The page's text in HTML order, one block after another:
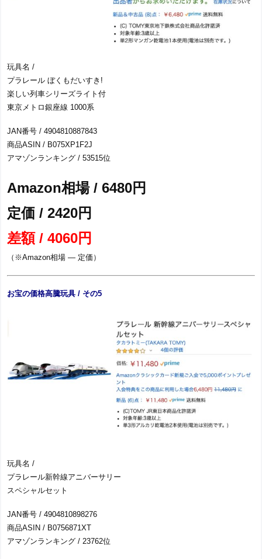
玩具名 /
プラレール ぼくもだいすき!
楽しい列車シリーズライト付
東京メトロ銀座線 1000系
JAN番号 / 4904810887843
商品ASIN / B075XP1F2J
アマゾンランキング / 53515位
Amazon相場 / 6480円
定価 / 2420円
差額 / 4060円
（※Amazon相場 ― 定価）
お宝の価格高騰玩具 / その5
玩具名 /
プラレール新幹線アニバーサリー
スペシャルセット
JAN番号 / 4904810898276
商品ASIN / B0756871XT
アマゾンランキング / 23762位